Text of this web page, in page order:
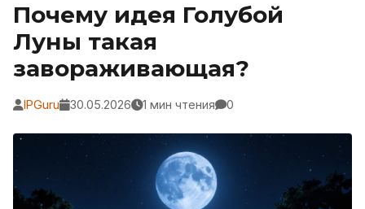
Почему идея Голубой
Луны такая
завораживающая?
IPGuru 30.05.2026 1 мин чтения 0